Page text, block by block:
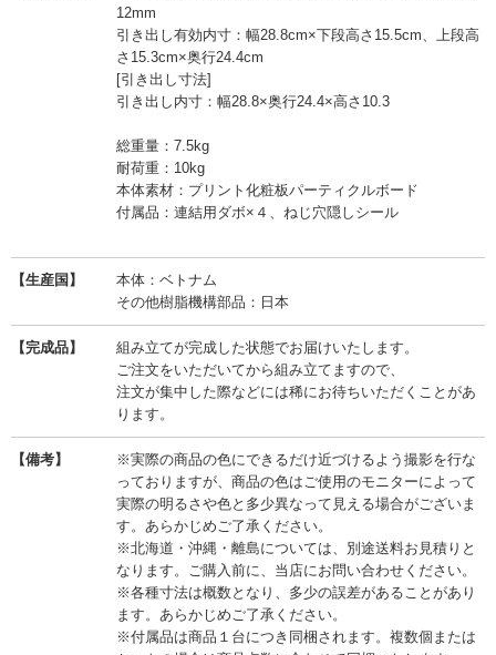
12mm
引き出し有効内寸：幅28.8cm×下段高さ15.5cm、上段高
さ15.3cm×奥行24.4cm
[引き出し寸法]
引き出し内寸：幅28.8×奥行24.4×高さ10.3
総重量：7.5kg
耐荷重：10kg
本体素材：プリント化粧板パーティクルボード
付属品：連結用ダボ×４、ねじ穴隠しシール
【生産国】
本体：ベトナム
その他樹脂機構部品：日本
【完成品】
組み立てが完成した状態でお届けいたします。
ご注文をいただいてから組み立てますので、
注文が集中した際などには稀にお待ちいただくことがあ
ります。
【備考】
※実際の商品の色にできるだけ近づけるよう撮影を行な
っておりますが、商品の色はご使用のモニターによって
実際の明るさや色と多少異なって見える場合がございま
す。あらかじめご了承ください。
※北海道・沖縄・離島については、別途送料お見積りと
なります。ご購入前に、当店にお問い合わせください。
※各種寸法は概数となり、多少の誤差があることがあり
ます。あらかじめご了承ください。
※付属品は商品１台につき同梱されます。複数個または